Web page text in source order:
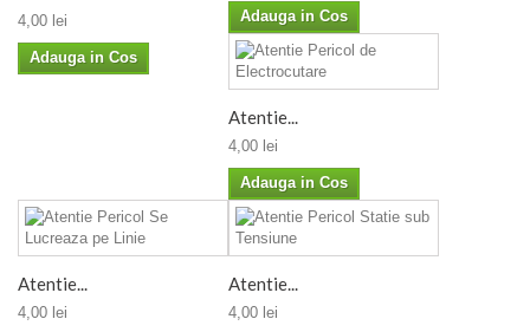
4,00 lei
Adauga in Cos
Adauga in Cos
Atentie...
4,00 lei
Adauga in Cos
Atentie...
4,00 lei
Atentie...
4,00 lei